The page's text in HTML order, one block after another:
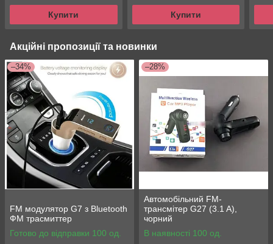
Купити Купити
Акційні пропозиції та новинки
–34%
FM модулятор G7 з Bluetooth
ФМ трасмиттер
Готово до відправки 100 од.
–28%
Автомобільний FM-
трансмітер G27 (3.1 A),
чорний
В наявності 100 од.